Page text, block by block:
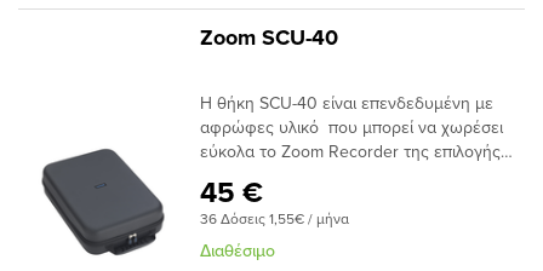
Zoom SCU-40
Η θήκη SCU-40 είναι επενδεδυμένη με
αφρώφες υλικό που μπορεί να χωρέσει
εύκολα το Zoom Recorder της επιλογής
αξεσουάρ. Αυτή η ελαφριά και εξαιρετικά
ευέλικτη τσάντα μεταφοράς προσφέρει
ομοιόμορφα αφρώδη μαξιλάρια σε σχήμα
45 €
36 Δόσεις 1,55€ / μήνα
Διαθέσιμο